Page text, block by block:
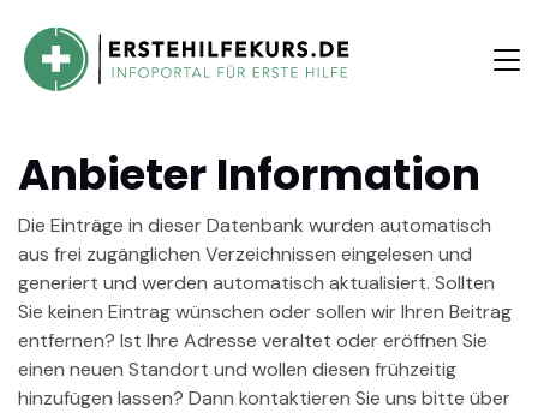
Anbieter Information
Die Einträge in dieser Datenbank wurden automatisch
aus frei zugänglichen Verzeichnissen eingelesen und
generiert und werden automatisch aktualisiert. Sollten
Sie keinen Eintrag wünschen oder sollen wir Ihren Beitrag
entfernen? Ist Ihre Adresse veraltet oder eröffnen Sie
einen neuen Standort und wollen diesen frühzeitig
hinzufügen lassen? Dann kontaktieren Sie uns bitte über